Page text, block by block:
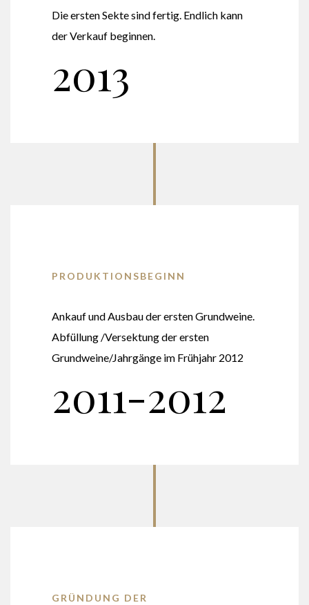
Die ersten Sekte sind fertig. Endlich kann
der Verkauf beginnen.
2013
PRODUKTIONSBEGINN
Ankauf und Ausbau der ersten Grundweine.
Abfüllung /Versektung der ersten
Grundweine/Jahrgänge im Frühjahr 2012
2011-2012
GRÜNDUNG DER